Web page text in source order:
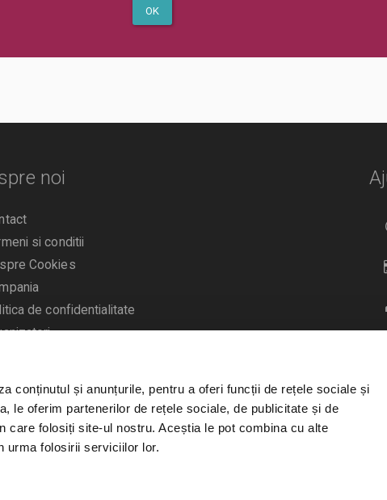
conținutul și anunțurile, pentru a oferi funcții de rețele sociale și
le oferim partenerilor de rețele sociale, de publicitate și de
care folosiți site-ul nostru. Aceștia le pot combina cu alte
urma folosirii serviciilor lor.
OK
noi
si conditii
Cookies
de confidentialitate